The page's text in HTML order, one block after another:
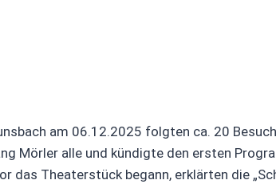
am 06.12.2025 folgten ca. 20
Mörler alle und kündigte den
das Theaterstück begann, erklärten die